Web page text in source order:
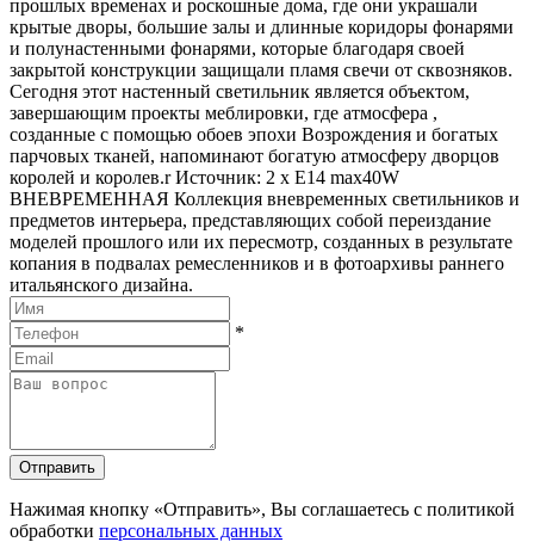
прошлых временах и роскошные дома, где они украшали
крытые дворы, большие залы и длинные коридоры фонарями
и полунастенными фонарями, которые благодаря своей
закрытой конструкции защищали пламя свечи от сквозняков.
Сегодня этот настенный светильник является объектом,
завершающим проекты меблировки, где атмосфера ,
созданные с помощью обоев эпохи Возрождения и богатых
парчовых тканей, напоминают богатую атмосферу дворцов
королей и королев.r Источник: 2 x E14 max40W
ВНЕВРЕМЕННАЯ Коллекция вневременных светильников и
предметов интерьера, представляющих собой переиздание
моделей прошлого или их пересмотр, созданных в результате
копания в подвалах ремесленников и в фотоархивы раннего
итальянского дизайна.
*
Отправить
Нажимая кнопку «Отправить», Вы соглашаетесь с политикой
обработки персональных данных